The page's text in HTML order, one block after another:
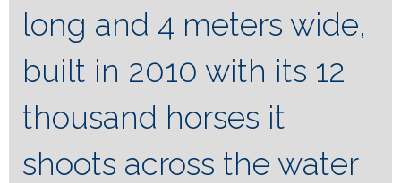
long and 4 meters wide,
built in 2010 with its 12
thousand horses it
shoots across the water